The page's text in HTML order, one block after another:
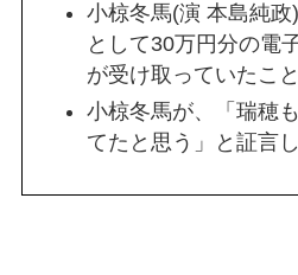
小椋冬馬(演 本島純
として30万円分の電
が受け取っていたこと
小椋冬馬が、「瑞穂
てたと思う」と証言